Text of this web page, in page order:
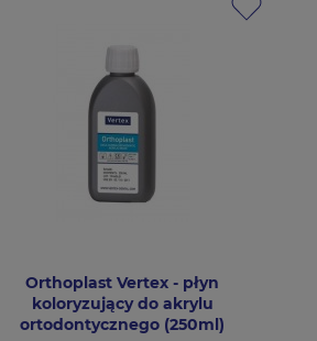
Orthoplast Vertex - płyn
koloryzujący do akrylu
ortodontycznego (250ml)